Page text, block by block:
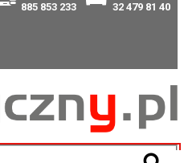
885 853 233 32 479 81 40